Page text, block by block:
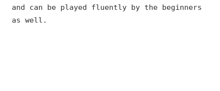
and can be played fluently by the beginners
as well.